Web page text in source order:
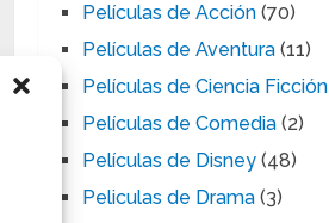
Películas de Acción (70)
Películas de Aventura (11)
Películas de Ciencia Ficción
Películas de Comedia (2)
Películas de Disney (48)
Peliculas de Drama (3)